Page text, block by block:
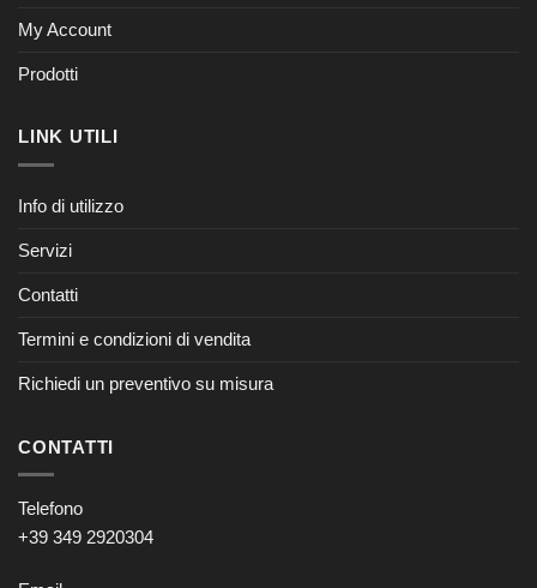
My Account
Prodotti
LINK UTILI
Info di utilizzo
Servizi
Contatti
Termini e condizioni di vendita
Richiedi un preventivo su misura
CONTATTI
Telefono
+39 349 2920304